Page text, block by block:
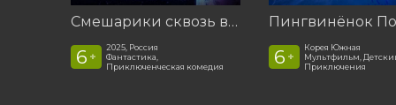
Смешарики сквозь вселенные
6 +
2025, Россия
Фантастика,
Приключенческая комедия
6 +
Корея Южная
Мультфильм,
Приключения